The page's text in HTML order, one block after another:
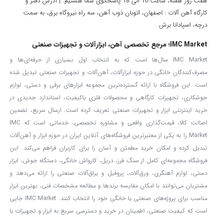
نوع سر آچار: یکسر تخت / یکسر رینگی جغجغه تاشو
جنس دسته: ۴۰ Cr
جنس رینگ جغجغه: ۵۰ BV 30
استاندارد: DIN 3113
تعداد آچارها: ۶ عدد
وزن محصول: ۷۵۸ گرم
نوع بسته‌بندی: کیس پلاستیکی
این مجموعه آچار با ترکیب استحکام، دقت و طراحی حرفه‌ای، ابزار مناسبی
برای کارهای مکانیکی، تعمیرات و پروژه‌های صنعتی محسوب می‌شود.
ویژگی‌های محصول
ساخته شده از کروم وانادیوم برای دوام و استحکام بالا
مکانیزم جغجغه دقیق با زاویه حرکت ۵ درجه برای کار در فضاهای محدود
کارگاه آهن آلات : اصفهان، اتوبان ذوب آهن، سه راه نیروگاه برق، به سمت
درچه، اسپادانا برش
IMC Market؛ مرجع تخصصی آهن، ابزارآلات و تجهیزات صنعتی
IMC Market سال‌ها است که به انتخاب اول بسیاری از حرفه‌ای‌ها و
مصرف‌کنندگان خانگی در حوزه ابزارآلات، آهن‌آلات و تجهیزات صنعتی تبدیل شده
است. این فروشگاه با ارائه گسترده‌ترین مجموعه ابزارهای برقی و دستی، لوازم
جوشکاری، تجهیزات کارگاهی و محصولات فلزی باکیفیت، استاندارد جدیدی در
خرید اینترنتی ابزار و تجهیزات صنعتی تعریف کرده است. ارسال سریع، تضمین
اصالت کالا، قیمت‌گذاری واقعی و مشاوره تخصصی، خدماتی است که IMC
Market را به یکی از معتبرترین فروشگاه‌های آنلاین ایران در حوزه ابزار و آهن‌آلات
تبدیل کرده و امکان خرید مطمئن و آسان را برای کاربران فراهم می‌کند. این
فروشگاه مجموعه‌ای کامل از سنگ فرز، دریل، کارواش خانگی، دستگاه جوش، ابزار
دستی، لوازم آهنگری، ورق‌آلات، پروفیل و یراق‌آلات صنعتی را ارائه می‌دهد و
مشتریان می‌توانند با امکان مقایسه برندها و مطالعه مشخصات فنی، بهترین ابزار
مناسب برای پروژه‌های صنعتی یا خانگی خود را انتخاب کنند. IMC Market جایی
است که کیفیت صنعتی، اطمینان در خرید و دسترسی سریع به ابزار و تجهیزات با